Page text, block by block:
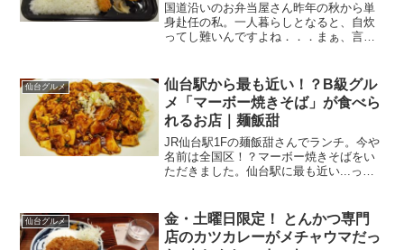
国道沿いのお弁当屋さん昨年の秋から単
身赴任の私。一人暮らしとなると、自炊
ってし難いんですよね．．．まぁ、言い
って、気合を入れて自分でつくったんで
すよ。で、味見をしている...
仙台グルメ
仙台駅から最も近い！？B級グル
メ「マーボー焼きそば」が食べら
れるお店｜麺飯甜
JR仙台駅1Fの麺飯甜さんでランチ。今や
名前は全国区！？マーボー焼きそばをい
ただきました。仙台駅に最も近い...って
もちろん、平日でも仙台駅、人の数が年
明けくらいから急...
仙台グルメ
金・土曜日限定！ とんかつ専門
店のカツカレーがメチャウマだっ